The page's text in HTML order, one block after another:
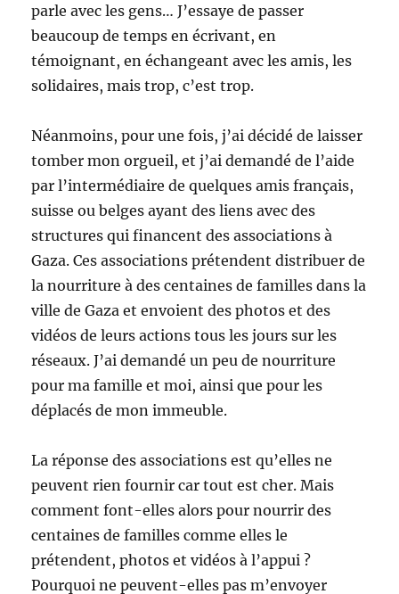
parle avec les gens… J’essaye de passer
beaucoup de temps en écrivant, en
témoignant, en échangeant avec les amis, les
solidaires, mais trop, c’est trop.
Néanmoins, pour une fois, j’ai décidé de laisser
tomber mon orgueil, et j’ai demandé de l’aide
par l’intermédiaire de quelques amis français,
suisse ou belges ayant des liens avec des
structures qui financent des associations à
Gaza. Ces associations prétendent distribuer de
la nourriture à des centaines de familles dans la
ville de Gaza et envoient des photos et des
vidéos de leurs actions tous les jours sur les
réseaux. J’ai demandé un peu de nourriture
pour ma famille et moi, ainsi que pour les
déplacés de mon immeuble.
La réponse des associations est qu’elles ne
peuvent rien fournir car tout est cher. Mais
comment font-elles alors pour nourrir des
centaines de familles comme elles le
prétendent, photos et vidéos à l’appui ?
Pourquoi ne peuvent-elles pas m’envoyer